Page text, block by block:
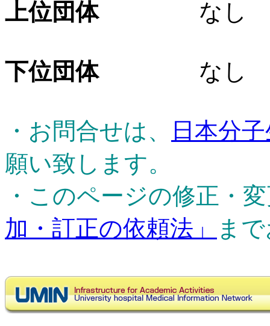
上位団体なし
下位団体なし
・お問合せは、
日本分
願い致します。
・このページの修正・
加・訂正の依頼法」
ま